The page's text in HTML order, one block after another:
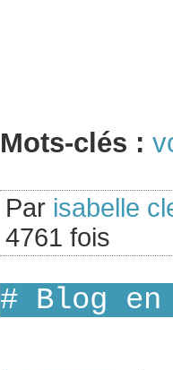
Mots-clés :
Par isabelle
4761 fois
# Blog